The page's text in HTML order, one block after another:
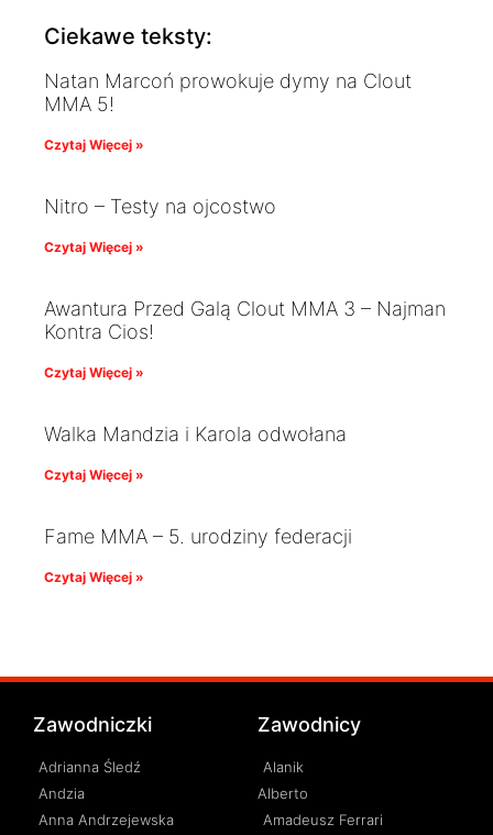
Ciekawe teksty:
Natan Marcoń prowokuje dymy na Clout
MMA 5!
Czytaj Więcej »
Nitro – Testy na ojcostwo
Czytaj Więcej »
Awantura Przed Galą Clout MMA 3 – Najman
Kontra Cios!
Czytaj Więcej »
Walka Mandzia i Karola odwołana
Czytaj Więcej »
Fame MMA – 5. urodziny federacji
Czytaj Więcej »
Zawodniczki
Adrianna Śledź
Andzia
Anna Andrzejewska
Zawodnicy
Alanik
Alberto
Amadeusz Ferrari